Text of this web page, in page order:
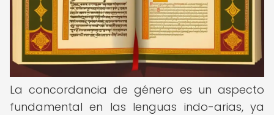
La concordancia de género es un aspecto
fundamental en las lenguas indo-arias, ya